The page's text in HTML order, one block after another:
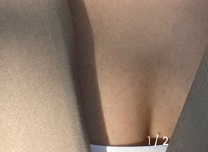
1/2